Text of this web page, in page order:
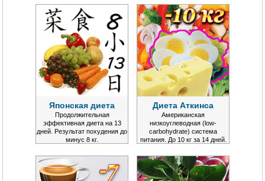
Японская диета
Продолжительная
эффективная диета на 13
дней. Результат похудения до
минус 8 кг.
Диета Аткинса
Американская
низкоуглеводная (low-
carbohydrate) система
питания. До 10 кг за 14 дней.